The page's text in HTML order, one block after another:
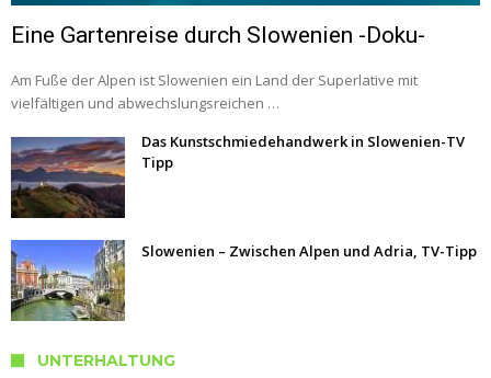
Eine Gartenreise durch Slowenien -Doku-
Am Fuße der Alpen ist Slowenien ein Land der Superlative mit
vielfältigen und abwechslungsreichen …
Das Kunstschmiedehandwerk in Slowenien-TV
Tipp
Slowenien – Zwischen Alpen und Adria, TV-Tipp
UNTERHALTUNG